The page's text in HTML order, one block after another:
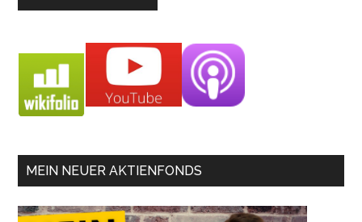
MEIN NEUER AKTIENFONDS